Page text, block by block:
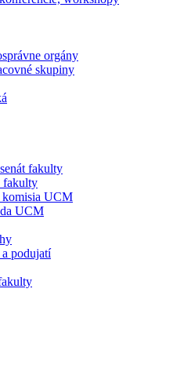
orgány
skupiny
fakulty
fakulty
UCM
UCM
podujatí